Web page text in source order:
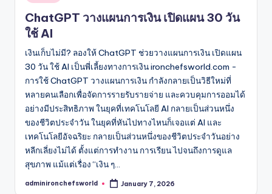
in
ChatGPT วางแผนการเงิน เปิดแผน 30 วัน
ใช้ AI
เงินเก็บไม่มี? ลองให้ ChatGPT ช่วยวางแผนการเงิน เปิดแผน
30 วัน ใช้ AI เป็นพี่เลี้ยงทางการเงิน ironchefsworld.com -
การใช้ ChatGPT วางแผนการเงิน กำลังกลายเป็นวิธีใหม่ที่
หลายคนเลือกเพื่อจัดการรายรับรายจ่าย และควบคุมการออมได้
อย่างมีประสิทธิภาพ ในยุคที่เทคโนโลยี AI กลายเป็นส่วนหนึ่ง
ของชีวิตประจำวัน ในยุคที่หันไปทางไหนก็เจอแต่ AI และ
เทคโนโลยีอัจฉริยะ กลายเป็นส่วนหนึ่งของชีวิตประจำวันอย่าง
หลีกเลี่ยงไม่ได้ ตั้งแต่การทำงาน การเรียน ไปจนถึงการดูแล
สุขภาพ แม้แต่เรื่อง “เงิน ๆ…
Posted
adminironchefsworld January 7, 2026